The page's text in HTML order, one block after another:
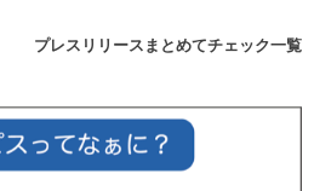
プレスリリースまとめてチェック一覧